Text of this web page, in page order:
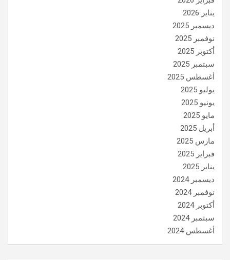
يناير 2026
ديسمبر 2025
نوفمبر 2025
أكتوبر 2025
سبتمبر 2025
أغسطس 2025
يوليو 2025
يونيو 2025
مايو 2025
أبريل 2025
مارس 2025
فبراير 2025
يناير 2025
ديسمبر 2024
نوفمبر 2024
أكتوبر 2024
سبتمبر 2024
أغسطس 2024